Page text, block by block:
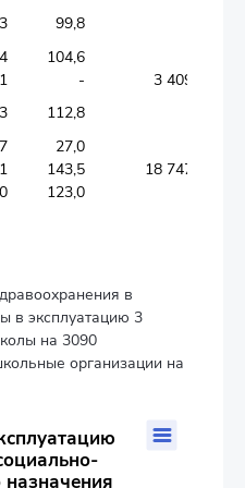
99,8
104,6
- 3 409
112,8
27,0
143,5 18 747
123,0
в
в эксплуатацию 3
на 3090
организации на
социально-
назначения